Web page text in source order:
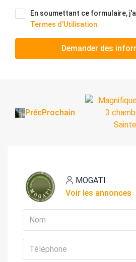
En soumettant ce formulaire,
Termes d'Utilisation
Demander des
PrécProchain
MOGATI
Voir les annonces